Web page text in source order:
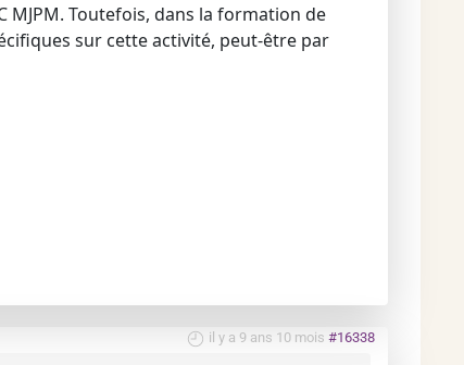
MJPM. Toutefois, dans la formation de
sur cette activité, peut-être par
il y a 9 ans 10 mois #16338